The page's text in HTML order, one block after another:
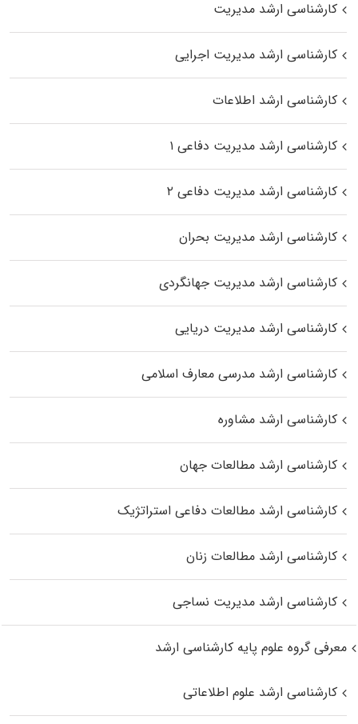
کارشناسی ارشد مدیریت
کارشناسی ارشد مدیریت اجرایی
کارشناسی ارشد اطلاعات
کارشناسی ارشد مدیریت دفاعی ۱
کارشناسی ارشد مدیریت دفاعی ۲
کارشناسی ارشد مدیریت بحران
کارشناسی ارشد مدیریت جهانگردی
کارشناسی ارشد مدیریت دریایی
کارشناسی ارشد مدرسی معارف اسلامی
کارشناسی ارشد مشاوره
کارشناسی ارشد مطالعات جهان
کارشناسی ارشد مطالعات دفاعی استراتژیک
کارشناسی ارشد مطالعات زنان
کارشناسی ارشد مدیریت نساجی
معرفی گروه علوم پایه کارشناسی ارشد
کارشناسی ارشد علوم اطلاعاتی